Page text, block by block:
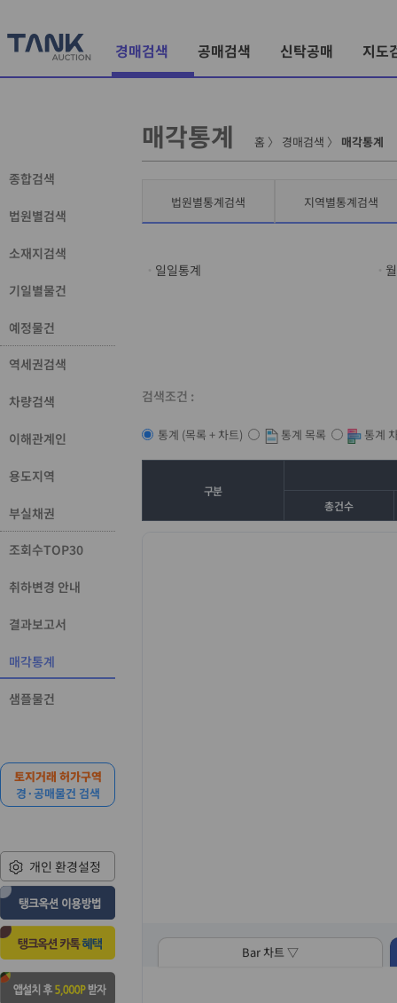
경매검색 공매검색 신탁공매 지도
종합검색
법원별검색
소재지검색
기일별물건
예정물건
역세권검색
차량검색
이해관계인
용도지역
부실채권
조회수TOP30
취하변경 안내
결과보고서
매각통계
샘플물건
토지거래 허가구역
경·공매물건 검색
개인 환경설정
매각통계 홈 〉 경매검색 〉 매각통계
법원별통계검색 지역별통계검색
일일통계
검색조건 :
통계 (목록 + 차트) 통계 목록 통계
구분
총건수
Bar 차트